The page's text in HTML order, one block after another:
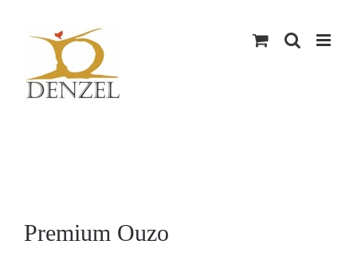
Premium Ouzo